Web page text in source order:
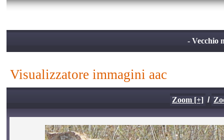
- Vecchio
visualizzatore immagini aac
Zoom [+] /